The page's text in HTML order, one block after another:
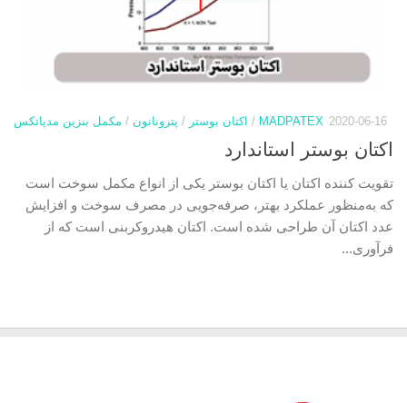
MADPATEX
/ اکتان بوستر / پترونانون / مکمل بنزین مدپاتکس 2020-06-16
اکتان بوستر استاندارد
تقویت‌ کننده اکتان یا اکتان بوستر یکی از انواع مکمل سوخت است
که به‌منظور عملکرد بهتر، صرفه‌جویی در مصرف سوخت و افزایش
عدد اکتان آن طراحی شده است. اکتان هیدروکربنی است که از
فرآوری...